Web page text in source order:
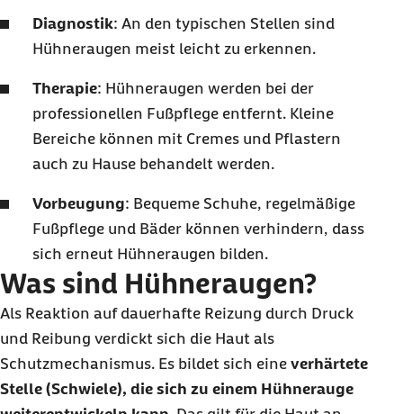
Diagnostik: An den typischen Stellen sind
Hühneraugen meist leicht zu erkennen.
Therapie: Hühneraugen werden bei der
professionellen Fußpflege entfernt. Kleine
Bereiche können mit Cremes und Pflastern
auch zu Hause behandelt werden.
Vorbeugung: Bequeme Schuhe, regelmäßige
Fußpflege und Bäder können verhindern, dass
sich erneut Hühneraugen bilden.
Was sind Hühneraugen?
Als Reaktion auf dauerhafte Reizung durch Druck
und Reibung verdickt sich die Haut als
Schutzmechanismus. Es bildet sich eine verhärtete
Stelle (Schwiele), die sich zu einem Hühnerauge